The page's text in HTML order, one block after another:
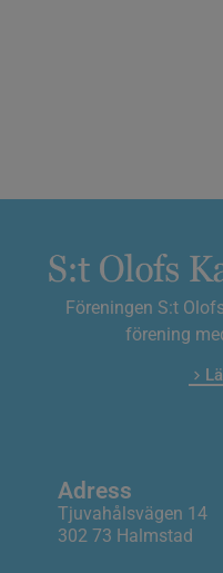
Föreningen S:t
förening
Adress
Tjuvahålsvägen 14
302 73 Halmstad